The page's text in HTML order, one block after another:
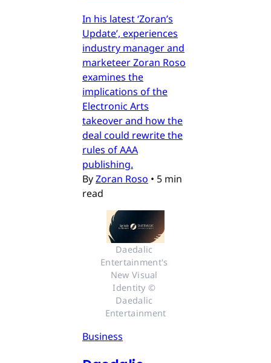
In his latest ‘Zoran’s
Update’, experiences
industry manager and
marketeer Zoran Roso
examines the
implications of the
Electronic Arts
takeover and how the
deal could rewrite the
rules of AAA
publishing.
ByZoran Roso • 5 min
read
Daedalic
Entertainment's
New Visual
Identity ©
Daedalic
Entertainment
Business